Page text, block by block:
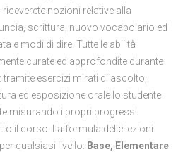
nozioni relative alla
scrittura, nuovo vocabolario ed
e modi di dire. Tutte le abilità
curate ed approfondite durante
tramite esercizi mirati di ascolto,
ed esposizione orale lo studente
misurando i propri progressi
il corso. La formula delle lezioni
qualsiasi livello: Base, Elementare